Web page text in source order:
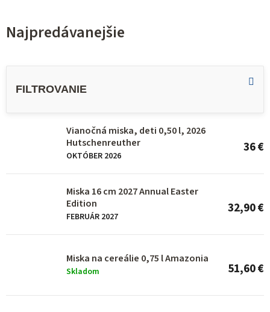
Najpredávanejšie
Vianočná miska, deti 0,50 l, 2026
Hutschenreuther
OKTÓBER 2026
36 €
Miska 16 cm 2027 Annual Easter
Edition
FEBRUÁR 2027
32,90 €
Miska na cereálie 0,75 l Amazonia
Skladom 51,60 €
V
r
u
o